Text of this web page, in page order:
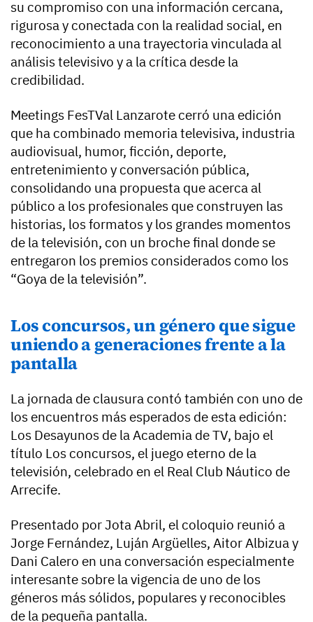
su compromiso con una información cercana,
rigurosa y conectada con la realidad social, en
reconocimiento a una trayectoria vinculada al
análisis televisivo y a la crítica desde la
credibilidad.
Meetings FesTVal Lanzarote cerró una edición
que ha combinado memoria televisiva, industria
audiovisual, humor, ficción, deporte,
entretenimiento y conversación pública,
consolidando una propuesta que acerca al
público a los profesionales que construyen las
historias, los formatos y los grandes momentos
de la televisión, con un broche final donde se
entregaron los premios considerados como los
“Goya de la televisión”.
Los concursos, un género que sigue
uniendo a generaciones frente a la
pantalla
La jornada de clausura contó también con uno de
los encuentros más esperados de esta edición:
Los Desayunos de la Academia de TV, bajo el
título Los concursos, el juego eterno de la
televisión, celebrado en el Real Club Náutico de
Arrecife.
Presentado por Jota Abril, el coloquio reunió a
Jorge Fernández, Luján Argüelles, Aitor Albizua y
Dani Calero en una conversación especialmente
interesante sobre la vigencia de uno de los
géneros más sólidos, populares y reconocibles
de la pequeña pantalla.